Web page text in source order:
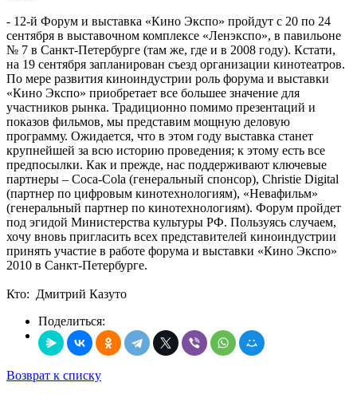
- 12-й Форум и выставка «Кино Экспо» пройдут с 20 по 24
сентября в выставочном комплексе «Ленэкспо», в павильоне
№ 7 в Санкт-Петербурге (там же, где и в 2008 году). Кстати,
на 19 сентября запланирован съезд организации кинотеатров.
По мере развития киноиндустрии роль форума и выставки
«Кино Экспо» приобретает все большее значение для
участников рынка. Традиционно помимо презентаций и
показов фильмов, мы представим мощную деловую
программу. Ожидается, что в этом году выставка станет
крупнейшей за всю историю проведения; к этому есть все
предпосылки. Как и прежде, нас поддерживают ключевые
партнеры – Coca-Cola (генеральный спонсор), Christie Digital
(партнер по цифровым кинотехнологиям), «Невафильм»
(генеральный партнер по кинотехнологиям). Форум пройдет
под эгидой Министерства культуры РФ. Пользуясь случаем,
хочу вновь пригласить всех представителей киноиндустрии
принять участие в работе форума и выставки «Кино Экспо»
2010 в Санкт-Петербурге.
Кто: Дмитрий Казуто
Поделиться:
Возврат к списку